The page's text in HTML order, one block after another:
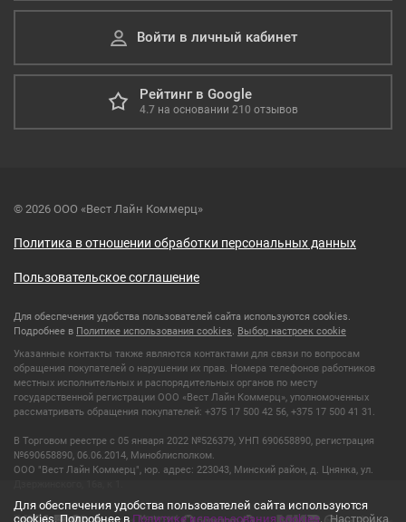
Войти в личный кабинет
Рейтинг в Google
4.7 на основании 210 отзывов
© 2026 ООО «Вест Лайн Коммерц»
Политика в отношении обработки персональных данных
Пользовательское соглашение
Для обеспечения удобства пользователей сайта используются cookies.
Подробнее в Политике использования cookies. Выбор настроек cookie
Указанные контакты также являются контактами для связи по вопросам
обращения покупателей о нарушении их прав. Номера телефонов работников
местных исполнительных и распорядительных органов по месту
государственной регистрации ООО «Вест Лайн Коммерц», уполномоченных
рассматривать обращения покупателей: +375 17 500 42 56, +375 17 500 41 31.
В Торговом реестре с 05 января 2022 №526379, УНП 690658890, регистрация
№690658890, 06.06.2014, Миноблисполком.
ООО "Вест Лайн Коммерц", юр. адрес: 223043, Минский район, д. Цнянка, ул.
Для обеспечения удобства пользователей сайта используются
cookies. Подробнее в Политике использования cookies. Настройка